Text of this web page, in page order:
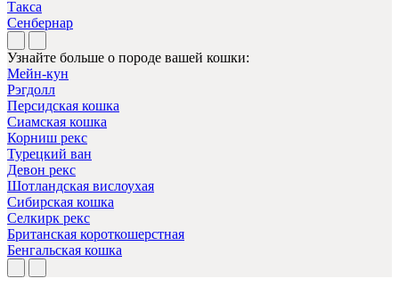
Такса
Сенбернар
Узнайте больше о породе вашей кошки:
Мейн-кун
Рэгдолл
Персидская кошка
Сиамская кошка
Корниш рекс
Турецкий ван
Девон рекс
Шотландская вислоухая
Сибирская кошка
Селкирк рекс
Британская короткошерстная
Бенгальская кошка